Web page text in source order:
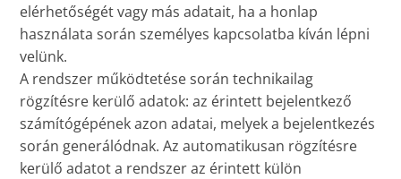
elérhetőségét vagy más adatait, ha a honlap
használata során személyes kapcsolatba kíván lépni
velünk.
A rendszer működtetése során technikailag
rögzítésre kerülő adatok: az érintett bejelentkező
számítógépének azon adatai, melyek a bejelentkezés
során generálódnak. Az automatikusan rögzítésre
kerülő adatot a rendszer az érintett külön